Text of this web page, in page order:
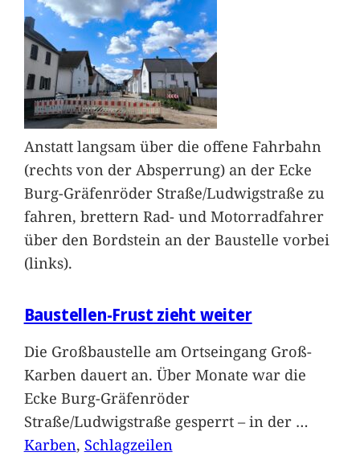
Anstatt langsam über die offene Fahrbahn
(rechts von der Absperrung) an der Ecke
Burg-Gräfenröder Straße/Ludwigstraße zu
fahren, brettern Rad- und Motorradfahrer
über den Bordstein an der Baustelle vorbei
(links).
Baustellen-Frust zieht weiter
Die Großbaustelle am Ortseingang Groß-
Karben dauert an. Über Monate war die
Ecke Burg-Gräfenröder
Straße/Ludwigstraße gesperrt – in der …
Karben, Schlagzeilen